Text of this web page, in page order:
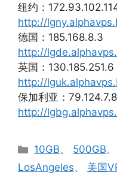
纽约：
http://
德国：185.168.8.3
http://
英国：130.185.251.6
http://
保加利亚：79.124.7.8
http://
分
类
10GB、 500GB、
LosAngeles、 美国